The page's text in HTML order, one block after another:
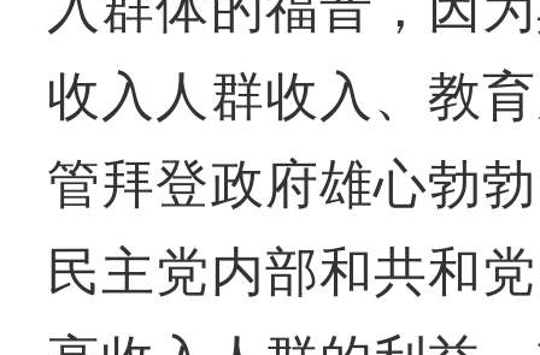
收入人群收入、教
管拜登政府雄心勃
民主党内部和共和